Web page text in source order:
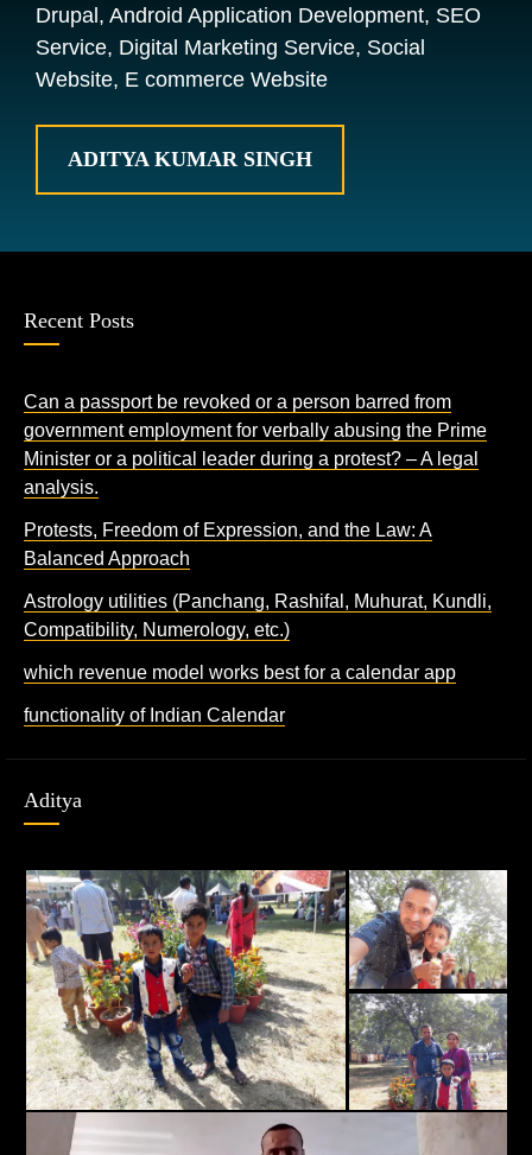
Drupal, Android Application Development, SEO
Service, Digital Marketing Service, Social
Website, E commerce Website
ADITYA KUMAR SINGH
Recent Posts
Can a passport be revoked or a person barred from
government employment for verbally abusing the Prime
Minister or a political leader during a protest? – A legal
analysis.
Protests, Freedom of Expression, and the Law: A
Balanced Approach
Astrology utilities (Panchang, Rashifal, Muhurat, Kundli,
Compatibility, Numerology, etc.)
which revenue model works best for a calendar app
functionality of Indian Calendar
Aditya